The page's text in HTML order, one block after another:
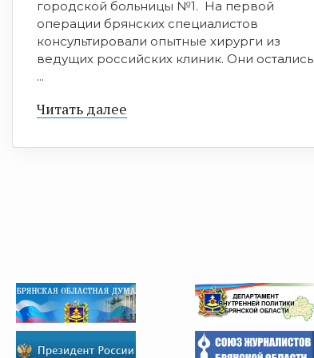
городской больницы №1. На первой
операции брянских специалистов
консультировали опытные хирурги из
ведущих российских клиник. Они остались
...
Читать далее